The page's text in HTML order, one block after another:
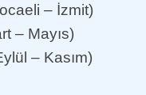
– İzmit)
– Mayıs)
– Kasım)